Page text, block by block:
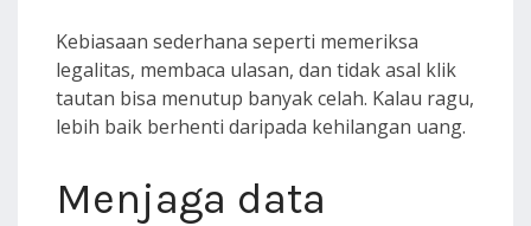
Kebiasaan sederhana seperti memeriksa
legalitas, membaca ulasan, dan tidak asal klik
tautan bisa menutup banyak celah. Kalau ragu,
lebih baik berhenti daripada kehilangan uang.
Menjaga data